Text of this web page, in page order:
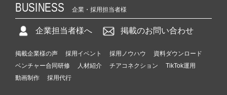
BUSINESS 企業・採用担当者様
企業担当者様へ 掲載のお問い合わせ
掲載企業様の声 採用イベント 採用ノウハウ
資料ダウンロード
ベンチャー合同研修
人材紹介 チアコネクション
TikTok運用
動画制作
採用代行